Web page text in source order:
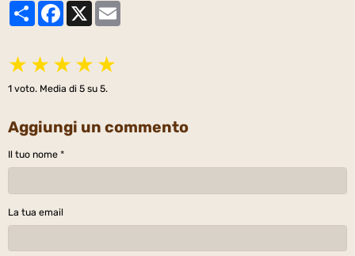
PartagerFacebook
★ ★ ★ ★ ★
1 voto. Media di 5 su 5.
Aggiungi un commento
Il tuo nome
La tua email